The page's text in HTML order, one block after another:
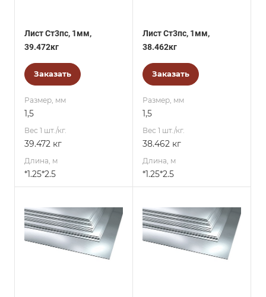
Лист Ст3пс, 1мм,
39.472кг
Заказать
Размер, мм
1,5
Вес 1 шт./кг.
39.472 кг
Длина, м
*1.25*2.5
Лист Ст3пс, 1мм,
38.462кг
Заказать
Размер, мм
1,5
Вес 1 шт./кг.
38.462 кг
Длина, м
*1.25*2.5